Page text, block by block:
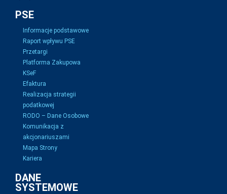
PSE
Informacje podstawowe
Raport wpływu PSE
Przetargi
Platforma Zakupowa
KSeF
Efaktura
Realizacja strategii
podatkowej
RODO – Dane Osobowe
Komunikacja z
akcjonariuszami
Mapa Strony
Kariera
DANE
SYSTEMOWE